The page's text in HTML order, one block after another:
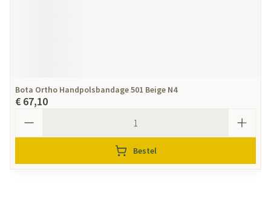
Bota Ortho Handpolsbandage 501 Beige N4
€ 67,10
Bestel